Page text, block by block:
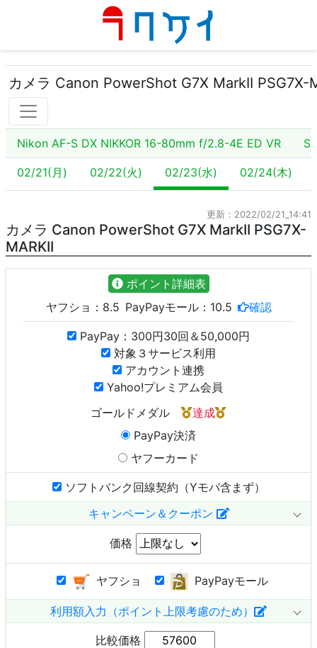
カメラ Canon PowerShot G7X MarkII PSG7X-
Nikon AF-S DX NIKKOR 16-80mm f/2.8-4E ED VR
02/21(月) 02/22(火) 02/23(水) 02/24(木)
更新：2022/02/21_14:41
カメラ Canon PowerShot G7X MarkII PSG7X-
MARKII
ポイント詳細表
ヤフショ： 8.5 PayPayモール： 10.5 確認
PayPay：300円30回＆50,000円
対象３サービス利用
アカウント連携
Yahoo!プレミアム会員
ゴールドメダル
達成
PayPay決済
ヤフーカード
ソフトバンク回線契約（Yモバ含まず）
キャンペーン＆クーポン
価格
ヤフショ PayPayモール
利用額入力（ポイント上限考慮のため）
比較価格